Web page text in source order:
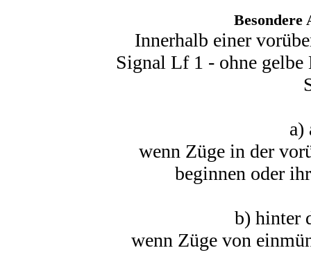
Besondere
Innerhalb einer
Signal Lf 1 - ohne
a)
wenn Züge in der
beginnen oder
b) hinter
wenn Züge von